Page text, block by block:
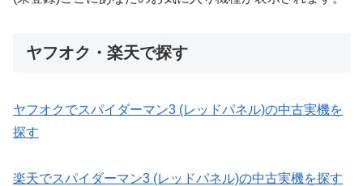
ヤフオク・楽天で探す
ヤフオクでスパイダーマン3 (レッドパネル)の中古実機を
探す
楽天でスパイダーマン3 (レッドパネル)の中古実機を探す